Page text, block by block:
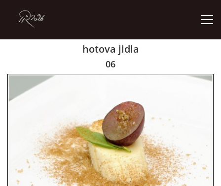
GALERIE
© 2026 eStránky.cz
hotova jidla
06